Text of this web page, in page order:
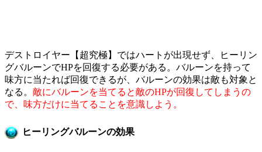
デストロイヤー【超究極】ではハートが出現せず、ヒーリン
グバルーンでHPを回復する必要がある。バルーンを持って
味方に当たれば回復できるが、バルーンの効果は敵も対象と
なる。 敵にバルーンを当てると敵のHPが回復してしまうの
で、味方だけに当てることを意識しよう。
ヒーリングバルーンの効果